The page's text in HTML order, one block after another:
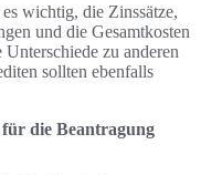
wichtig, die Zinssätze,
und die Gesamtkosten
zu anderen
sollten ebenfalls
die Beantragung